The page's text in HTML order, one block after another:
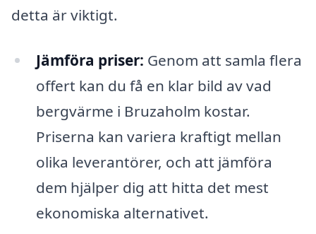
detta är viktigt.
Jämföra priser: Genom att samla flera
offert kan du få en klar bild av vad
bergvärme i Bruzaholm kostar.
Priserna kan variera kraftigt mellan
olika leverantörer, och att jämföra
dem hjälper dig att hitta det mest
ekonomiska alternativet.